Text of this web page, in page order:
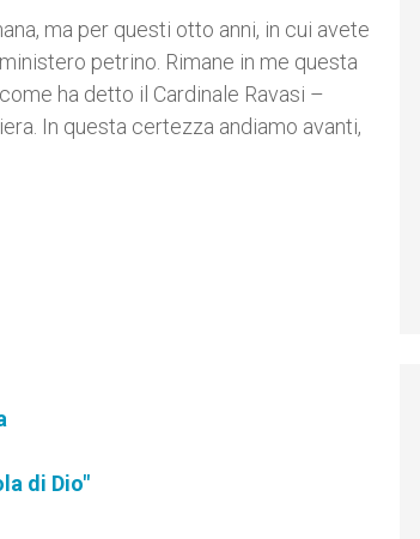
ma per questi otto anni, in cui avete
petrino. Rimane in me questa
ha detto il Cardinale Ravasi –
In questa certezza andiamo avanti,
di Dio"